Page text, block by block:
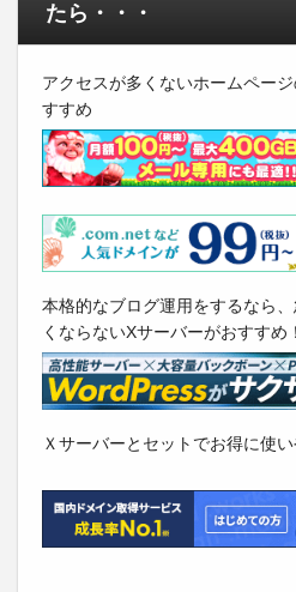
たら・・・
アクセスが多くないホームペー
すすめ
本格的なブログ運用をするなら
くならないXサーバーがおすすめ！
Ｘサーバーとセットでお得に使